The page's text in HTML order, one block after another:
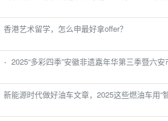
香港艺术留学，怎么申最好拿offer？
· 2025“多彩四季”安徽非遗嘉年华第三季暨六
新能源时代做好油车文章，2025这些燃油车用“